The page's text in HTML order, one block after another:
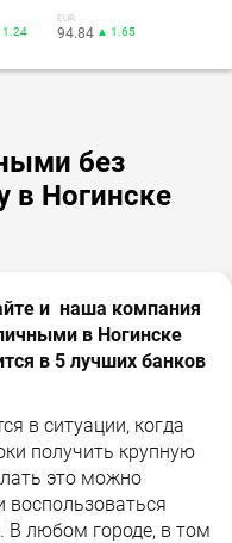
EUR
94.84 ▲ 1.65
без
в Ногинске
и наша компания
в Ногинске
в 5 лучших банков
в ситуации, когда
получить крупную
это можно
воспользоваться
В любом городе, в том